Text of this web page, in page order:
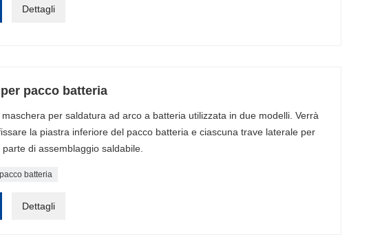
Dettagli
pacco batteria
per saldatura ad arco a batteria utilizzata in due modelli. Verrà
la piastra inferiore del pacco batteria e ciascuna trave laterale per
di assemblaggio saldabile.
batteria
Dettagli